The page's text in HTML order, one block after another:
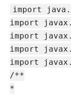
import
import
import
import
import
/**
*